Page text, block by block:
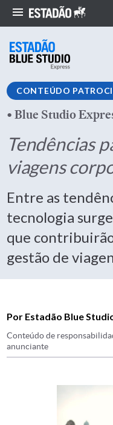
CONTEÚDO
•Blue Studio
Tendências
viagens
Entre as
tecnologia
que
gestão de
Por Estadão Blue
Conteúdo de
anunciante